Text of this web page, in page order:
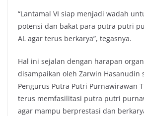
“Lantamal VI siap menjadi wadah
potensi dan bakat para putra putri
AL agar terus berkarya”, tegasnya.
Hal ini sejalan dengan harapan
disampaikan oleh Zarwin Hasanudin
Pengurus Putra Putri Purnawirawan
terus memfasilitasi putra putri
agar mampu berprestasi dan